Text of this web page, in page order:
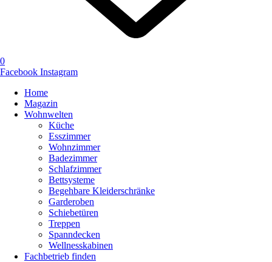
0
Facebook Instagram
Home
Magazin
Wohnwelten
Küche
Esszimmer
Wohnzimmer
Badezimmer
Schlafzimmer
Bettsysteme
Begehbare Kleiderschränke
Garderoben
Schiebetüren
Treppen
Spanndecken
Wellnesskabinen
Fachbetrieb finden